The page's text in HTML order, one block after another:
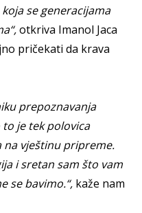
se generacijama
otkriva Imanol Jaca
pričekati da krava
prepoznavanja
je tek polovica
na vještinu pripreme.
i sretan sam što vam
se bavimo.“, kaže nam